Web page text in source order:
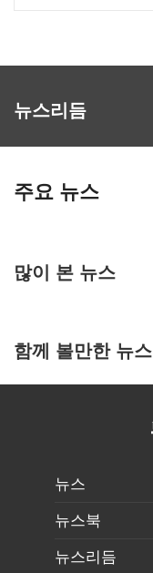
뉴스리듬
주요 뉴스
많이 본 뉴스
함께 볼만한 뉴스
뉴스
뉴스북
뉴스리듬